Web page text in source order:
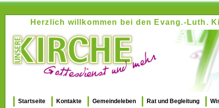
Herzlich willkommen bei den Evang.-Luth.
Startseite Kontakte Gemeindeleben Rat und Begleitung